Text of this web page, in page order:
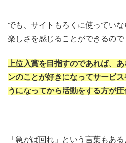
でも、サイトもろくに使ってい
楽しさを感じることができるので
上位入賞を目指すのであれば、
ンのことが好きになってサービ
うになってから活動をする方が
「急がば回れ」という言葉もあ